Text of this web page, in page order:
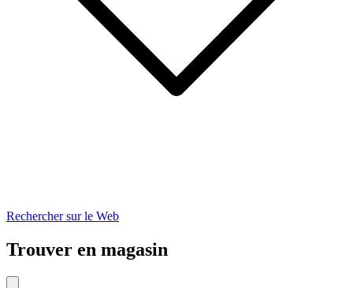
Rechercher sur le Web
Trouver en magasin